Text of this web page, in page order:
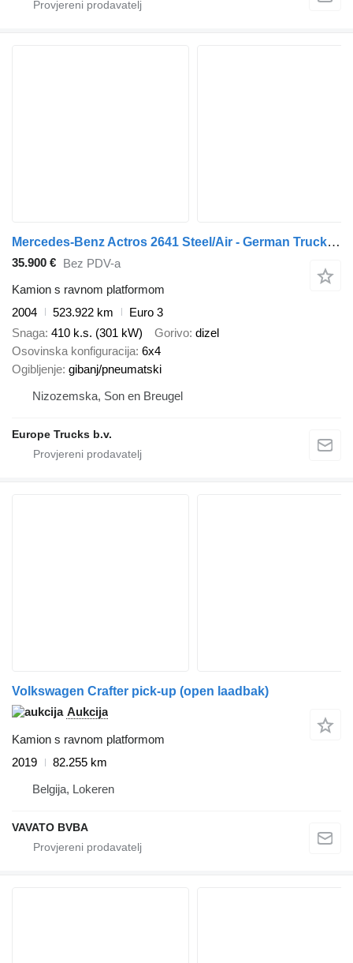
Mercedes-Benz Actros 2641 Steel/Air - German Truck - EPS 3 Ped - HMF 2223 K6
35.900 € Bez PDV-a
Kamion s ravnom platformom
2004
523.922 km
Euro 3
Snaga 410 k.s. (301 kW) Gorivo dizel
Osovinska konfiguracija 6x4
Ogibljenje gibanj/pneumatski
Nizozemska, Son en Breugel
Europe Trucks b.v.
Volkswagen Crafter pick-up (open laadbak)
Aukcija
Kamion s ravnom platformom
2019
82.255 km
Belgija, Lokeren
VAVATO BVBA